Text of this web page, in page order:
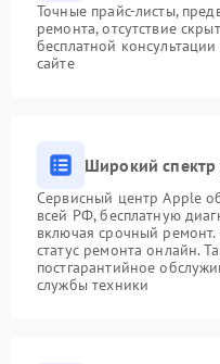
Точные прайс-листы,
ремонта, отсутствие
бесплатной
сайте
Широкий спектр
Сервисный центр Apple
всей РФ, бесплатную
включая срочный ремонт.
статус ремонта онлайн.
постгарантийное
службы техники